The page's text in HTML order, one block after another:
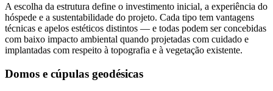
A escolha da estrutura define o investimento inicial, a experiência do
hóspede e a sustentabilidade do projeto. Cada tipo tem vantagens
técnicas e apelos estéticos distintos — e todas podem ser concebidas
com baixo impacto ambiental quando projetadas com cuidado e
implantadas com respeito à topografia e à vegetação existente.
Domos e cúpulas geodésicas